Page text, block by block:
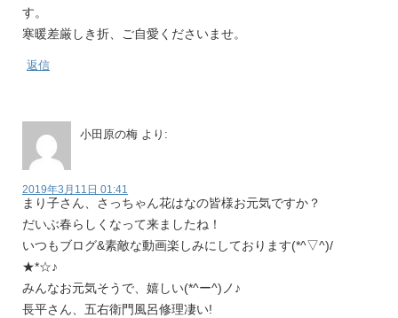
す。
寒暖差厳しき折、ご自愛くださいませ。
返信
小田原の梅 より:
2019年3月11日 01:41
まり子さん、さっちゃん花はなの皆様お元気ですか？
だいぶ春らしくなって来ましたね！
いつもブログ&素敵な動画楽しみにしております(*^▽^)/
★*☆♪
みんなお元気そうで、嬉しい(*^ー^)ノ♪
長平さん、五右衛門風呂修理凄い!